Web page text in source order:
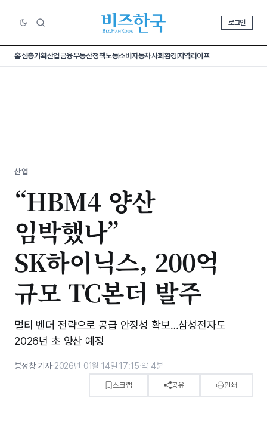
로그인
홈심층기획산업금융부동산정책노동소비 자동차사회환경지역라이프
산업
“HBM4 양산
임박했나”
SK하이닉스, 200억
규모 TC본더 발주
멀티 벤더 전략으로 공급 안정성 확보…삼성전자도
2026년 초 양산 예정
봉성창 기자·2026년 01월 14일 17:15·약 4분
스크랩 공유 인쇄